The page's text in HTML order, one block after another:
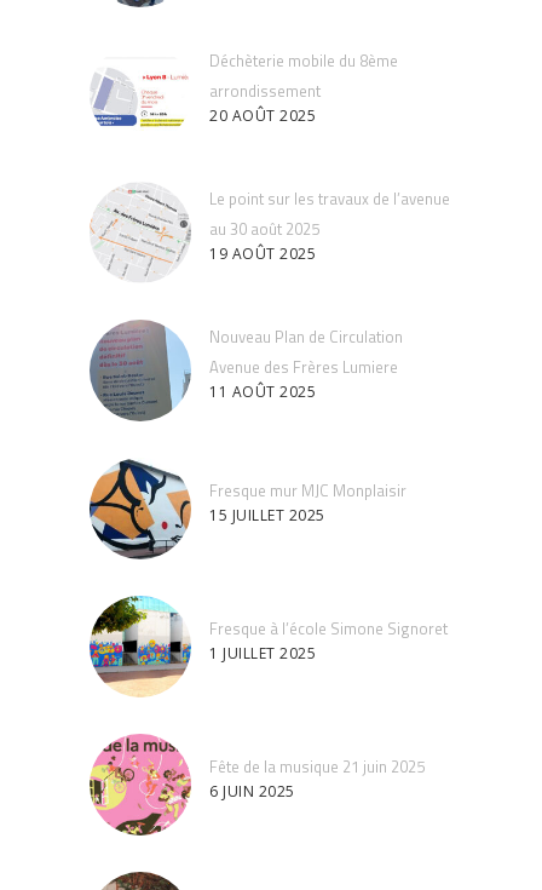
Déchèterie mobile du 8ème
arrondissement
20 AOÛT 2025
Le point sur les travaux de l’avenue
au 30 août 2025
19 AOÛT 2025
Nouveau Plan de Circulation
Avenue des Frères Lumiere
11 AOÛT 2025
Fresque mur MJC Monplaisir
15 JUILLET 2025
Fresque à l’école Simone Signoret
1 JUILLET 2025
Fête de la musique 21 juin 2025
6 JUIN 2025